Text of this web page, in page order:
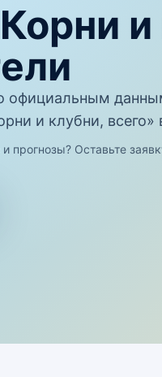
официальным
и клубни,
прогнозы? Оставьте